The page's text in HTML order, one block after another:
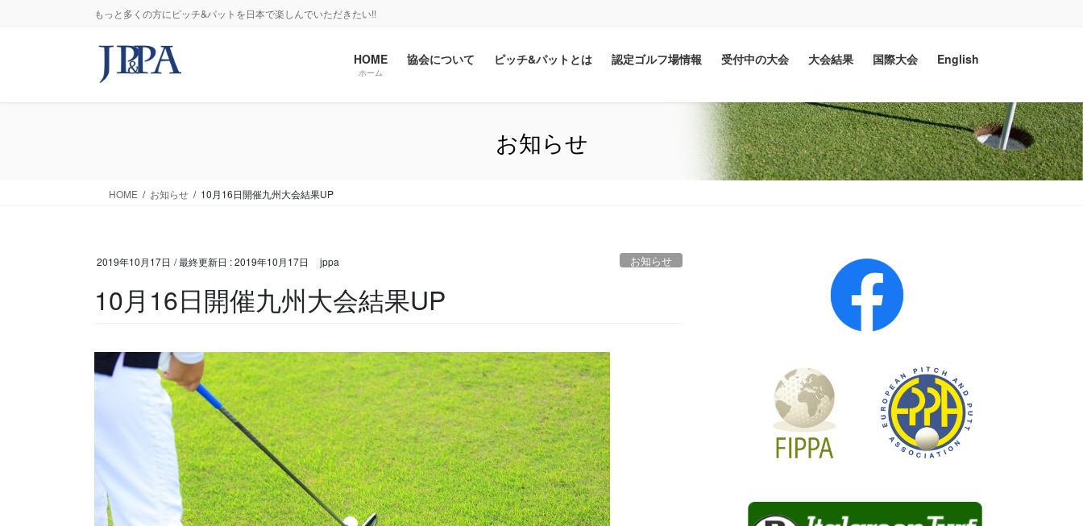
もっと多くの方にピッチ&パットを日本で楽しんでいただきたい!!
HOME
ホーム
協会について ピッチ&パットとは 認定ゴルフ場情報 受付中の大会 大会結果 国際大会 English
お知らせ
HOME お知らせ 10月16日開催九州大会結果UP
2019年10月17日 / 最終更新日 :2019年10月17日 jppa お知らせ
10月16日開催九州大会結果UP